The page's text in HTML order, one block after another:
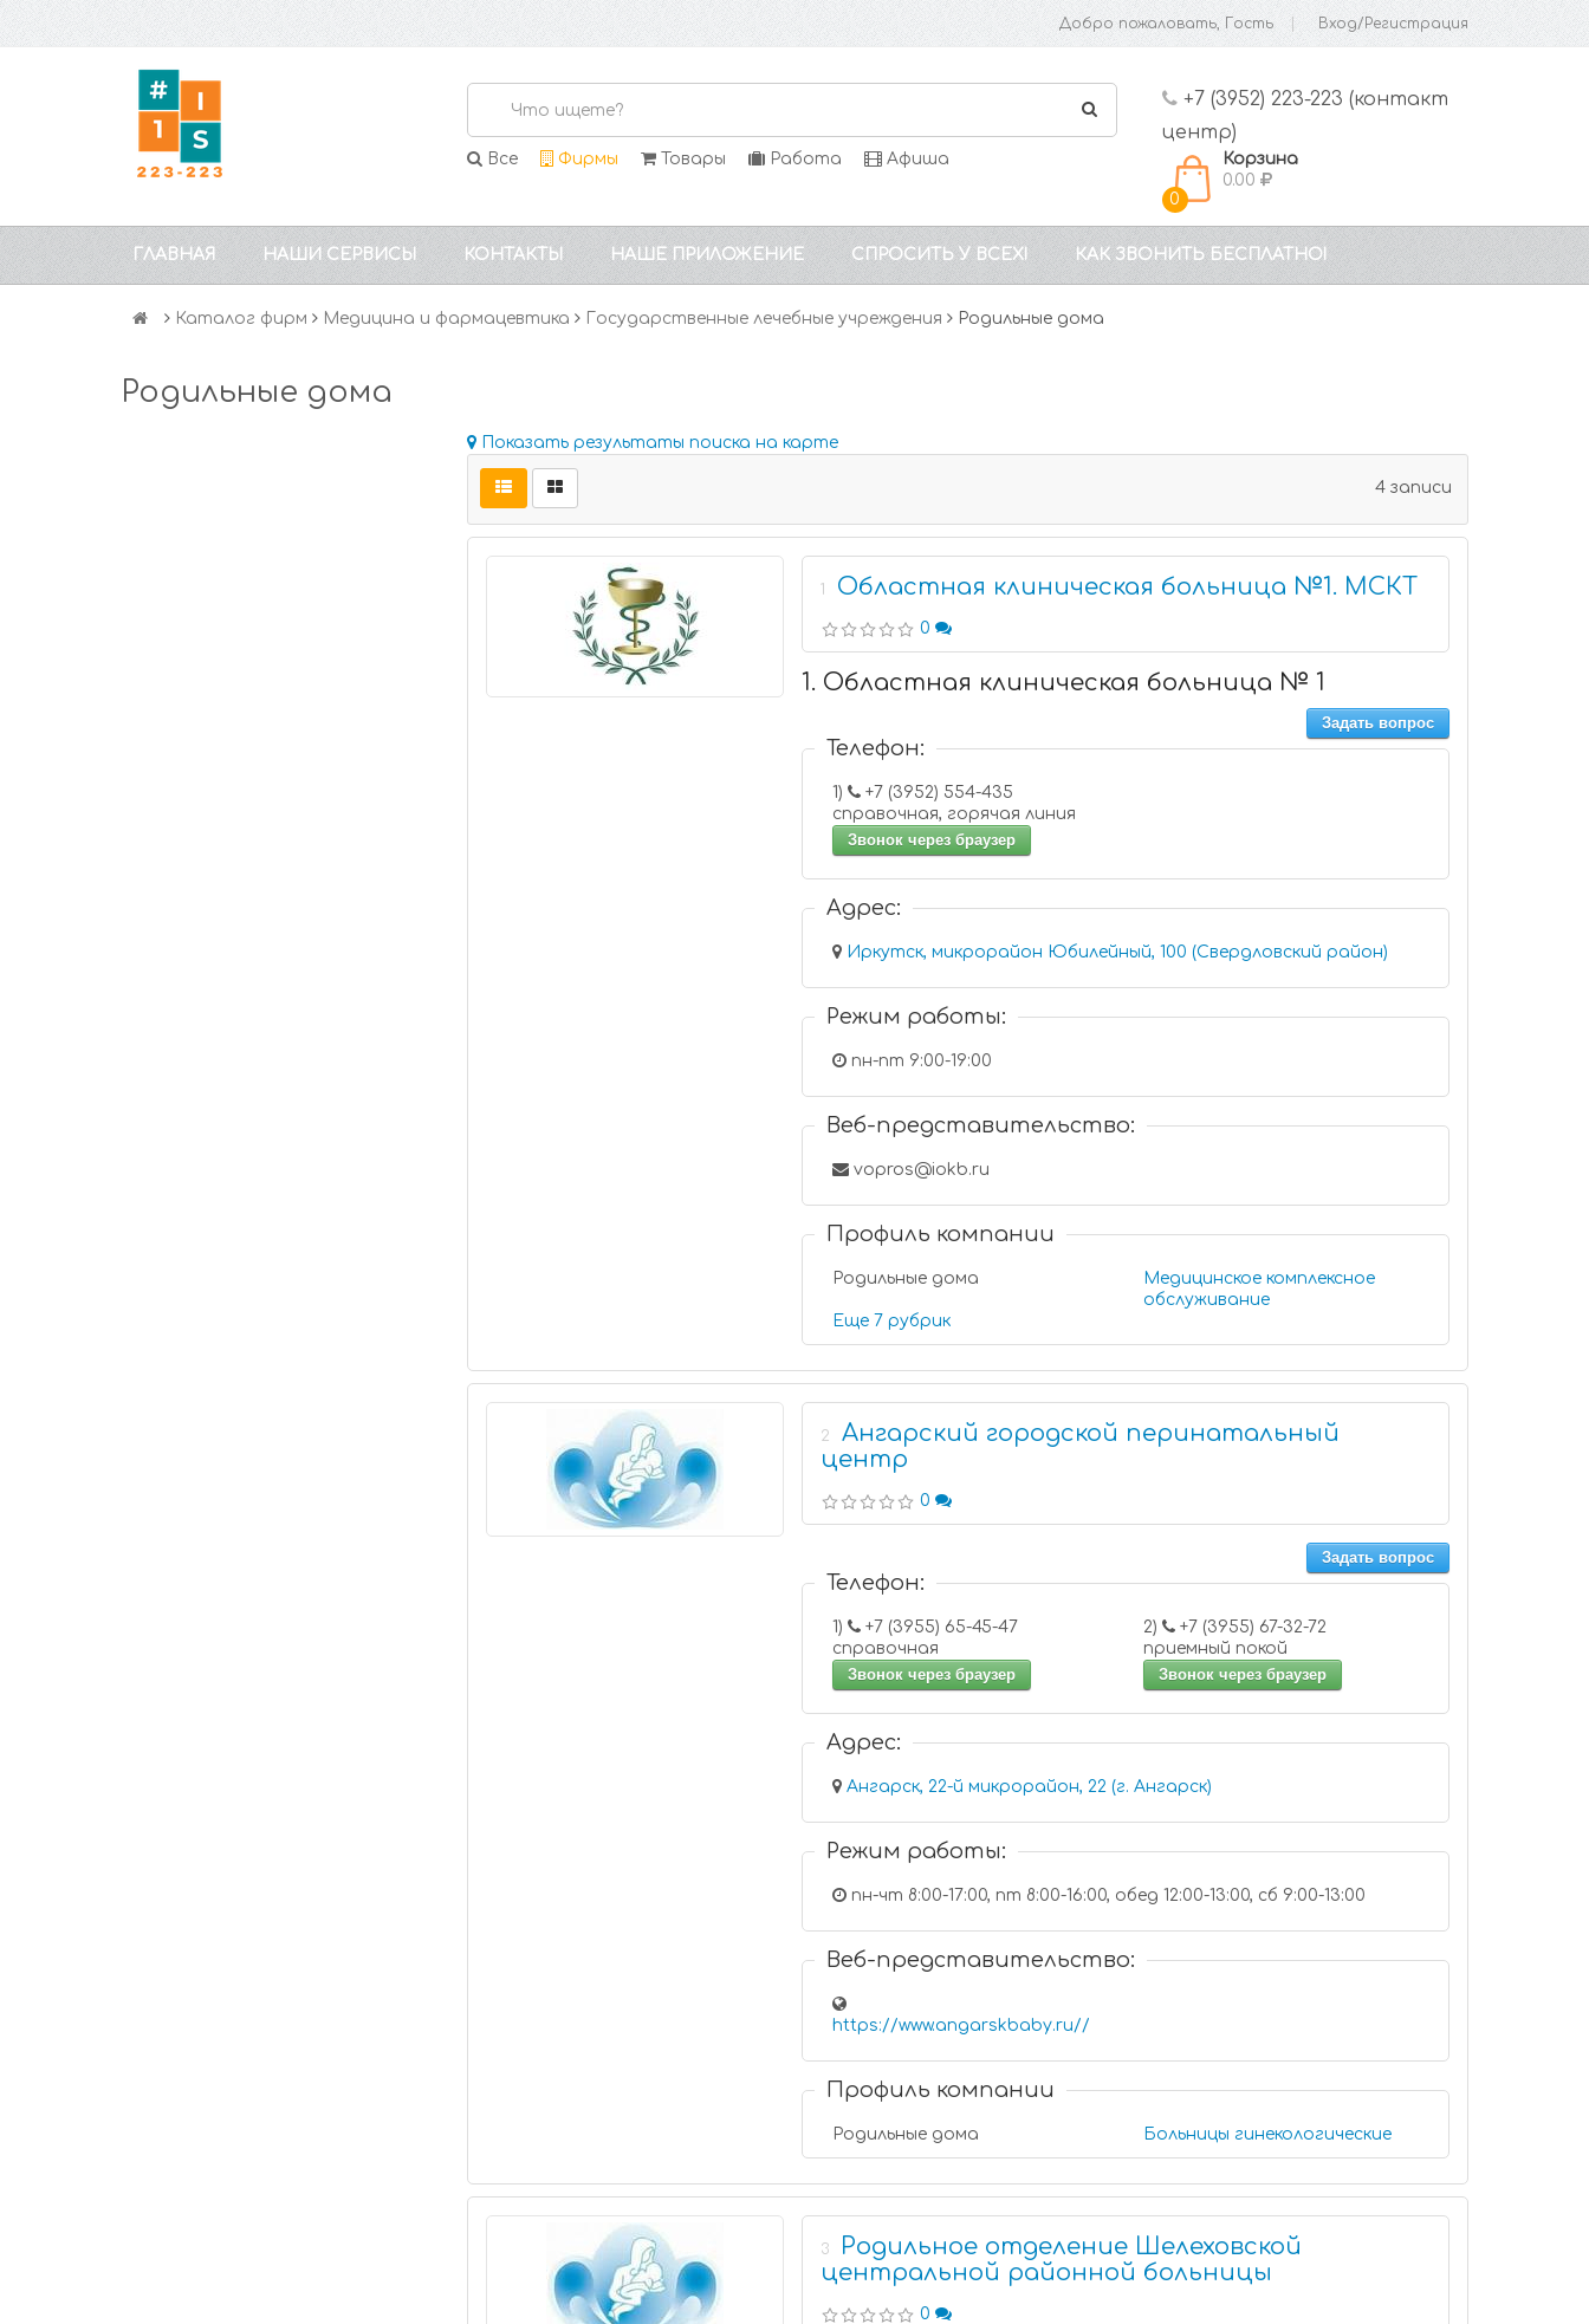
Добро пожаловать, Гость Вход/Регистрация
Все Фирмы Товары Работа Афиша
+7 (3952) 223-223 (контакт
центр)
0
Корзина
0.00
ГЛАВНАЯ НАШИ СЕРВИСЫ КОНТАКТЫ НАШЕ ПРИЛОЖЕНИЕ СПРОСИТЬ У ВСЕХ! КАК ЗВОНИТЬ БЕСПЛАТНО!
Каталог фирм Медицина и фармацевтика Государственные лечебные учреждения Родильные дома
Родильные дома
Показать результаты поиска на карте
4 записи
1 Областная клиническая больница №1. МСКТ
0
1. Областная клиническая больница № 1
Задать вопрос
Телефон:
1)
+7 (3952) 554-435
справочная, горячая линия
Звонок через браузер
Адрес:
Иркутск, микрорайон Юбилейный, 100 (Свердловский район)
Режим работы:
пн-пт 9:00-19:00
Веб-представительство:
vopros@iokb.ru
Профиль компании
Родильные дома
Медицинское комплексное
обслуживание
Еще 7 рубрик
2
Ангарский городской перинатальный
центр
0
Задать вопрос
Телефон:
1)
+7 (3955) 65-45-47
справочная
Звонок через браузер
2)
+7 (3955) 67-32-72
приемный покой
Звонок через браузер
Адрес:
Ангарск, 22-й микрорайон, 22 (г. Ангарск)
Режим работы:
пн-чт 8:00-17:00, пт 8:00-16:00, обед 12:00-13:00, сб 9:00-13:00
Веб-представительство:
https://www.angarskbaby.ru//
Профиль компании
Родильные дома Больницы гинекологические
3
Родильное отделение Шелеховской
центральной районной больницы
0